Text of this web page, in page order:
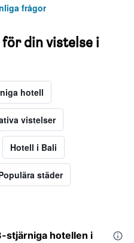
frågor
din vistelse i
hotell
vistelser
Hotell i Bali
städer
stjärniga hotellen i